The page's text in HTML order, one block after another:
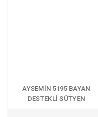
AYSEMİN 5195 BAYAN
DESTEKLİ SÜTYEN